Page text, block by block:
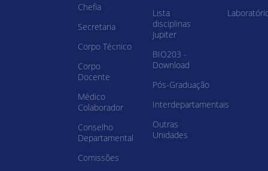
Chefia
Secretaria
Corpo Técnico
Corpo
Docente
Médico
Colaborador
Conselho
Departamental
Comissões
Lista
disciplinas
Jupiter
BIO203 -
Download
Pós-Graduação
Interdepartamentais
Outras
Unidades